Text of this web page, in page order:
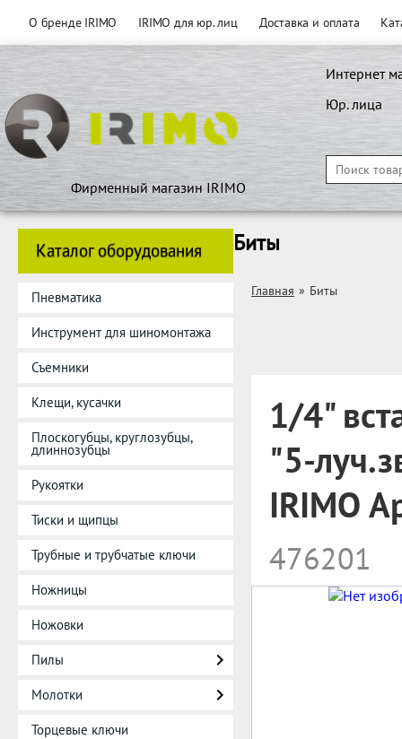
О бренде IRIMO IRIMO для юр. лиц Доставка и оплата
Фирменный магазин IRIMO
Интернет
Юр. лица
Каталог оборудования
Пневматика
Инструмент для шиномонтажа
Съемники
Клещи, кусачки
Плоскогубцы, круглозубцы,
длиннозубцы
Рукоятки
Тиски и щипцы
Трубные и трубчатые ключи
Ножницы
Ножовки
Пилы
Молотки
Торцевые ключи
Биты
Главная » Биты
1/4"
"5-
IRIMO
476201